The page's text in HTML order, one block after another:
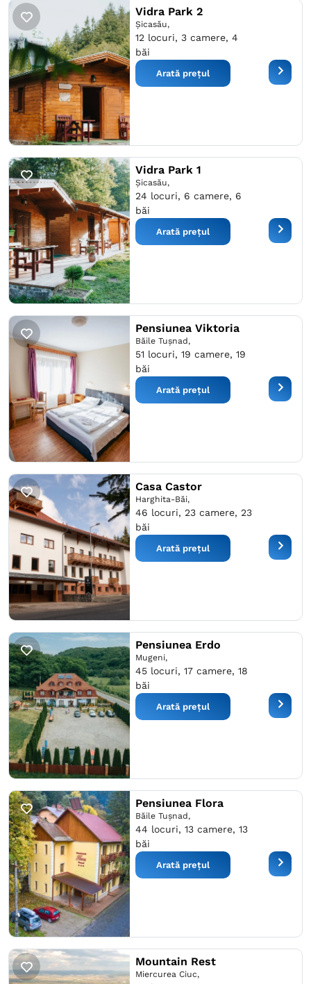
Vidra Park 2
Şicasău,
12 locuri, 3 camere, 4
băi
Arată prețul
Vidra Park 1
Şicasău,
24 locuri, 6 camere, 6
băi
Arată prețul
Pensiunea Viktoria
Băile Tuşnad,
51 locuri, 19 camere, 19
băi
Arată prețul
Casa Castor
Harghita-Băi,
46 locuri, 23 camere, 23
băi
Arată prețul
Pensiunea Erdo
Mugeni,
45 locuri, 17 camere, 18
băi
Arată prețul
Pensiunea Flora
Băile Tuşnad,
44 locuri, 13 camere, 13
băi
Arată prețul
Mountain Rest
Miercurea Ciuc,